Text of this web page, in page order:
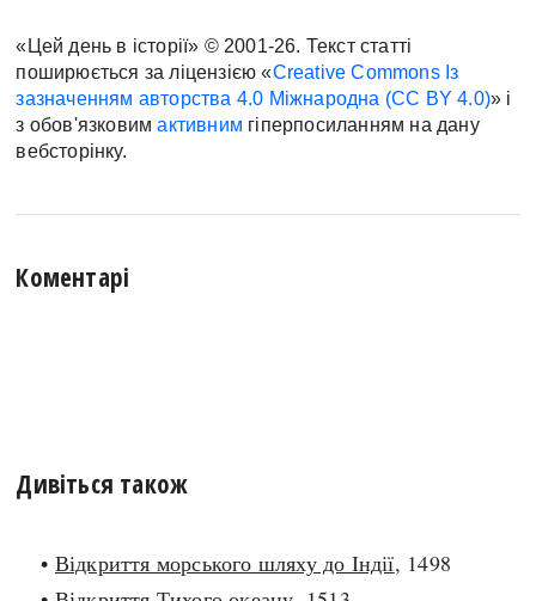
«Цей день в історії» © 2001-26. Текст статті
поширюється за ліцензією «Creative Commons Із
зазначенням авторства 4.0 Міжнародна (CC BY 4.0)» і
з обов'язковимактивним гіперпосиланням на дану
вебсторінку.
Коментарі
Дивіться також
• Відкриття морського шляху до Індії, 1498